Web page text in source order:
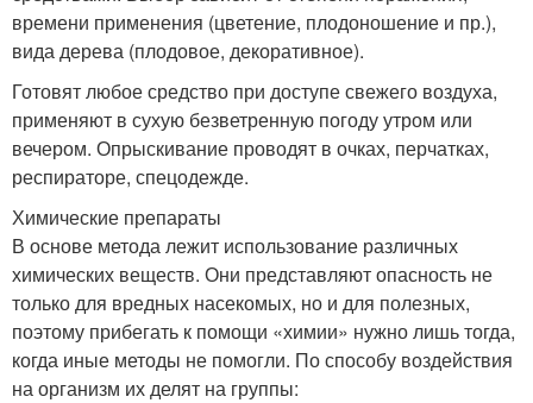
времени применения (цветение, плодоношение и пр.),
вида дерева (плодовое, декоративное).
Готовят любое средство при доступе свежего воздуха,
применяют в сухую безветренную погоду утром или
вечером. Опрыскивание проводят в очках, перчатках,
респираторе, спецодежде.
Химические препараты
В основе метода лежит использование различных
химических веществ. Они представляют опасность не
только для вредных насекомых, но и для полезных,
поэтому прибегать к помощи «химии» нужно лишь тогда,
когда иные методы не помогли. По способу воздействия
на организм их делят на группы: